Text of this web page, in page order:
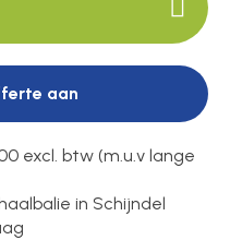
aan
excl. btw (m.u.v lange
in Schijndel